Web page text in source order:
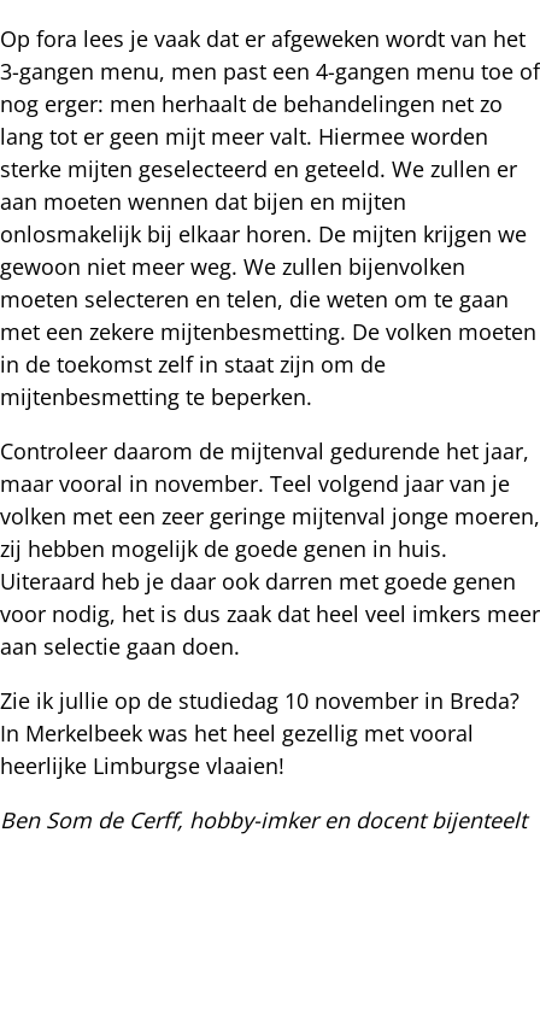
Op fora lees je vaak dat er afgeweken wordt van het
3-gangen menu, men past een 4-gangen menu toe of
nog erger: men herhaalt de behandelingen net zo
lang tot er geen mijt meer valt. Hiermee worden
sterke mijten geselecteerd en geteeld. We zullen er
aan moeten wennen dat bijen en mijten
onlosmakelijk bij elkaar horen. De mijten krijgen we
gewoon niet meer weg. We zullen bijenvolken
moeten selecteren en telen, die weten om te gaan
met een zekere mijtenbesmetting. De volken moeten
in de toekomst zelf in staat zijn om de
mijtenbesmetting te beperken.
Controleer daarom de mijtenval gedurende het jaar,
maar vooral in november. Teel volgend jaar van je
volken met een zeer geringe mijtenval jonge moeren,
zij hebben mogelijk de goede genen in huis.
Uiteraard heb je daar ook darren met goede genen
voor nodig, het is dus zaak dat heel veel imkers meer
aan selectie gaan doen.
Zie ik jullie op de studiedag 10 november in Breda?
In Merkelbeek was het heel gezellig met vooral
heerlijke Limburgse vlaaien!
Ben Som de Cerff, hobby-imker en docent bijenteelt